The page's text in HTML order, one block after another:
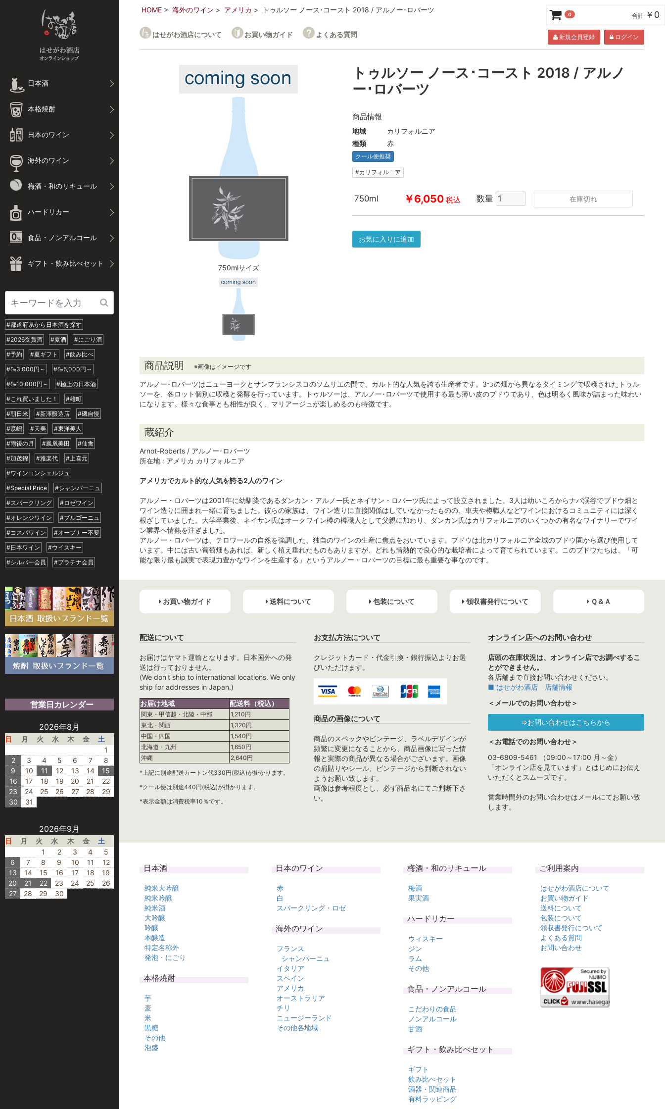
日本酒
本格焼酎
日本のワイン
海外のワイン
梅酒・和のリキュール
ハードリカー
食品・ノンアルコール
ギフト・飲み比べセット
#都道府県から日本酒を探す
#2026受賞酒
#夏酒
#にごり酒
#予約
#夏ギフト
#飲み比べ
#🍶3,000円～
#🍶5,000円～
#🍶10,000円～
#極上の日本酒
#これ買いました！
#雄町
#朝日米
#新澤醸造店
#磯自慢
#森嶋
#天美
#東洋美人
#雨後の月
#鳳凰美田
#仙禽
#加茂錦
#雅楽代
#上喜元
#ワインコンシェルジュ
#Special Price
#シャンパーニュ
#スパークリング
#ロゼワイン
#オレンジワイン
#ブルゴーニュ
#コスパワイン
#オープナー不要
#日本ワイン
#ウイスキー
#シルバー会員
#プラチナ会員
営業日カレンダー
2026年8月
日 月 火 水 木 金
土
1
2
3 4 5 6 7
8
9
10 11 12 13 14
15
16
17 18 19 20 21
22
23
24 25 26 27 28
29
30
31
2026年9月
日 月 火 水 木 金
土
1
2 3 4
5
6
7 8 9 10 11
12
13
14 15 16 17 18
19
20
21 22 23 24 25
26
27
28 29 30
HOME 海外のワイン アメリカ トゥルソー ノース･コースト 2018 / アルノー･ロバーツ
はせがわ酒店について お買い物ガイド よくある質問 新規会員登録 ログイン
750mlサイズ
トゥルソー ノース･コースト 2018 / アルノ
ー･ロバーツ
商品情報
地域
カリフォルニア
種類
赤
クール便推奨
#カリフォルニア
750ml ￥6,050 税込 数量 在庫切れ
お気に入りに追加
商品説明 ※画像はイメージです
アルノー･ロバーツはニューヨークとサンフランシスコのソムリエの間で、カルト的な人気を誇る生産者です。3つの畑から異なるタイミングで収穫されたトゥル
ソーを、各ロット個別に収穫と発酵を行っています。トゥルソーは、アルノー･ロバーツで使用する最も薄い皮のブドウであり、色は明るく風味が詰まった味わい
になります。様々な食事とも相性が良く、マリアージュが楽しめるのも特徴です。
蔵紹介
Arnot-Roberts / アルノー･ロバーツ
所在地 : アメリカ カリフォルニア
アメリカでカルト的な人気を誇る2人のワイン
アルノー・ロバーツは2001年に幼馴染であるダンカン・アルノー氏とネイサン・ロバーツ氏によって設立されました。3人は幼いころからナパ渓谷でブドウ畑と
ワイン造りに囲まれ一緒に育ちました。彼らの家族は、ワイン造りに直接関係はしていなかったものの、車夫や樽職人などワインにおけるコミュニティには深く
根ざしていました。大学卒業後、ネイサン氏はオークワイン樽の樽職人として父親に加わり、ダンカン氏はカリフォルニアのいくつかの有名なワイナリーでワイ
ン業界へ情熱を注ぎました。
アルノー・ロバーツは、テロワールの自然を強調した、独自のワインの生産に焦点をおいています。ブドウは北カリフォルニア全域のブドウ園から選び使用して
います。中には古い葡萄畑もあれば、新しく植え垂れたものもありますが、どれも情熱的で良心的な栽培者によって育てられています。このブドウたちは、「可
能な限り最も誠実で表現力豊かなワインを生産する」というアルノー・ロバーツの目標に最も重要な事なのです。
0 合計 ￥0
お買い物ガイド 送料について 包装について 領収書発行について Ｑ＆Ａ
配送について
お届けはヤマト運輸となります。日本国外への発
送は行っておりません。
(We don't ship to international locations. We only
ship for addresses in Japan.)
お届け地域
配送料（税込）
関東・甲信越・北陸・中部
1,210円
東北・関西
1,320円
中国・四国
1,540円
北海道・九州
1,650円
沖縄
2,640円
*上記に別途配送カートン代330円(税込)が掛かります。
*クール便は別途440円(税込)が掛かります。
*表示金額は消費税率10％です。
お支払方法について
クレジットカード・代金引換・銀行振込よりお選
びいただけます。
商品の画像について
商品のスペックやビンテージ、ラベルデザインが
頻繁に変更になることから、商品画像に写った情
報と実際の商品が異なる場合がございます。画像
の肩貼りやシール、ビンテージから判断されない
ようお願い致します。
画像は参考程度とし、必ず商品名にてご判断下さ
い。
オンライン店へのお問い合わせ
店頭の在庫状況は、オンライン店でお調べするこ
とができません。
各店舗まで直接お問い合わせください。
■ はせがわ酒店 店舗情報
＜メールでのお問い合わせ＞
⇒お問い合わせはこちらから
＜お電話でのお問い合わせ＞
03-6809-5461 （09:00～17:00 月～金）
「オンライン店を見ています」とはじめにお伝え
いただくとスムーズです。
営業時間外のお問い合わせはメールにてお願い致
します。
日本酒
純米大吟醸
純米吟醸
純米酒
大吟醸
吟醸
本醸造
特定名称外
発泡・にごり
本格焼酎
芋
麦
米
黒糖
その他
泡盛
日本のワイン
赤
白
スパークリング・ロゼ
海外のワイン
フランス
シャンパーニュ
イタリア
スペイン
アメリカ
オーストラリア
チリ
ニュージーランド
その他各地域
梅酒・和のリキュール
梅酒
果実酒
ハードリカー
ウィスキー
ジン
ラム
その他
食品・ノンアルコール
こだわりの食品
ノンアルコール
甘酒
ギフト・飲み比べセット
ギフト
飲み比べセット
酒器・関連商品
有料ラッピング
ご利用案内
はせがわ酒店について
お買い物ガイド
送料について
包装について
領収書発行について
よくある質問
お問い合わせ